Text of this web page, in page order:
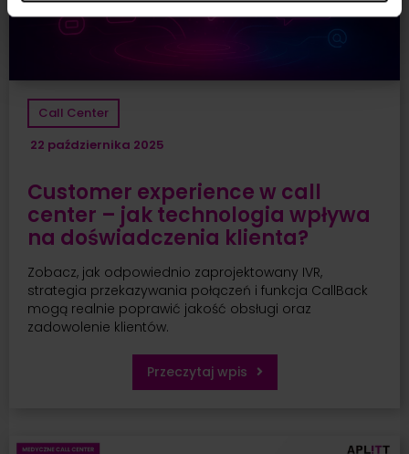
Call Center
22 października 2025
Customer experience w call
center – jak technologia wpływa
na doświadczenia klienta?
Zobacz, jak odpowiednio zaprojektowany IVR,
strategia przekazywania połączeń i funkcja CallBack
mogą realnie poprawić jakość obsługi oraz
zadowolenie klientów.
Przeczytaj wpis